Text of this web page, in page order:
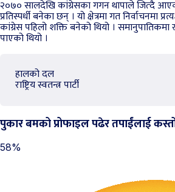
२०७० सालदेखि कांग्रेसका गगन थापाले जित्दै
प्रतिस्पर्धी बनेका छन् । यो क्षेत्रमा गत निर्वाचनमा
कांग्रेस पहिलो शक्ति बनेको थियो । समानुपातिकमा
पाएको थियो ।
हालको दल
राष्ट्रिय स्वतन्त्र पार्टी
पुकार बमको प्रोफाइल पढेर तपाईंलाई
58%